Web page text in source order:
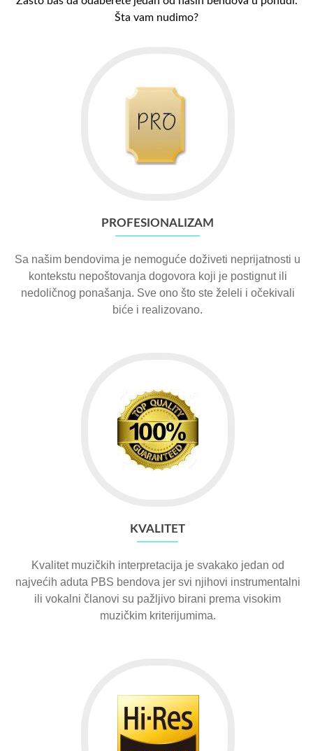
Šta vam nudimo?
PROFESIONALIZAM
Sa našim bendovima je nemoguće doživeti neprijatnosti u
kontekstu nepoštovanja dogovora koji je postignut ili
nedoličnog ponašanja. Sve ono što ste želeli i očekivali
biće i realizovano.
KVALITET
Kvalitet muzičkih interpretacija je svakako jedan od
najvećih aduta PBS bendova jer svi njihovi instrumentalni
ili vokalni članovi su pažljivo birani prema visokim
muzičkim kriterijumima.